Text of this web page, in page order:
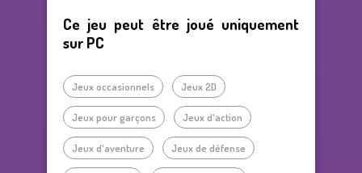
Ce jeu peut être joué uniquement
sur PC
Jeux occasionnels Jeux 2D
Jeux pour garçons Jeux d'action
Jeux d'aventure Jeux de défense